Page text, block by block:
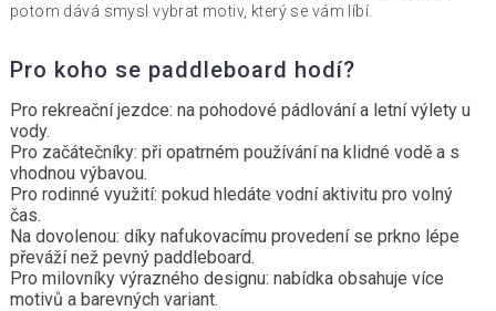
potom dává smysl vybrat motiv, který se vám líbí.
Pro koho se paddleboard hodí?
Pro rekreační jezdce: na pohodové pádlování a letní výlety u
vody.
Pro začátečníky: při opatrném používání na klidné vodě a s
vhodnou výbavou.
Pro rodinné využití: pokud hledáte vodní aktivitu pro volný
čas.
Na dovolenou: díky nafukovacímu provedení se prkno lépe
převáží než pevný paddleboard.
Pro milovníky výrazného designu: nabídka obsahuje více
motivů a barevných variant.